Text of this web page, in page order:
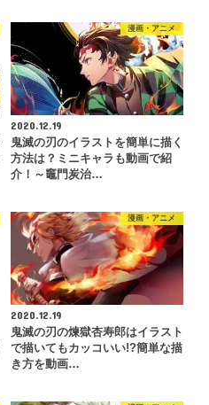
漫画・アニメ
2020.12.19
鬼滅の刃のイラストを簡単に描く
方法は？ミニキャラも動画で紹
介！～竈門炭治…
漫画・アニメ
2020.12.19
鬼滅の刃の煉獄杏寿郎はイラスト
で描いてもカッコいい!?簡単な描
き方を動画…